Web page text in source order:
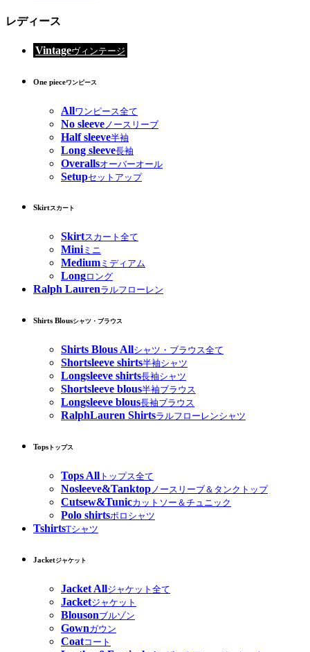
レディース
Vintageヴィンテージ
One pieceワンピース
Allワンピース全て
No sleeve ノースリーブ
Half sleeve半袖
Long sleeve長袖
Overallsオーバーオール
Setupセットアップ
Skirtスカート
Skirtスカート全て
Miniミニ
Medium ミディアム
Longロング
Ralph Laurenラルフローレン
Shirts Blousシャツ・ブラウス
Shirts Blous Allシャツ・ブラウス全て
Shortsleeve shirts半袖シャツ
Longsleeve shirts長袖シャツ
Shortsleeve blous半袖ブラウス
Longsleeve blous長袖ブラウス
RalphLauren Shirtsラルフローレンシャツ
Tops トップス
Tops All トップス全て
Nosleeve&Tanktopノースリーブ＆タンクトップ
Cutsew&Tunicカットソー＆チュニック
Polo shirtsポロシャツ
TshirtsTシャツ
Jacketジャケット
Jacket Allジャケット全て
Jacketジャケット
Blousonブルゾン
Gownガウン
Coatコート